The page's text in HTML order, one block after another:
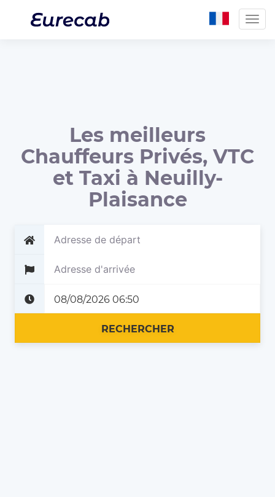
Les meilleurs
Chauffeurs Privés, VTC
et Taxi à Neuilly-
Plaisance
RECHERCHER